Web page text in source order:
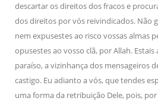
descartar os direitos dos fracos e
dos direitos por vós reivindicados. Não
nem expusestes ao risco vossas almas
opusestes ao vosso clã, por Allah.
paraíso, a vizinhança dos mensageiros
castigo. Eu adianto a vós, que tendes
uma forma da retribuição Dele, pois,